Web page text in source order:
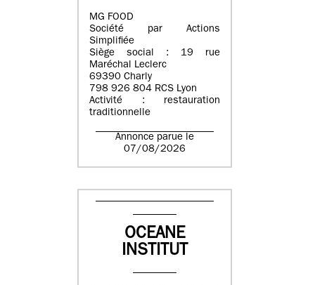
MG FOOD
Société par Actions
Simplifiée
Siège social : 19 rue
Maréchal Leclerc
69390 Charly
798 926 804 RCS Lyon
Activité : restauration
traditionnelle
Annonce parue le
07/08/2026
OCEANE
INSTITUT